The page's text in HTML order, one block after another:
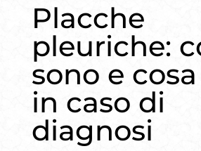
Placche
pleuriche:
sono e
in caso di
diagnosi